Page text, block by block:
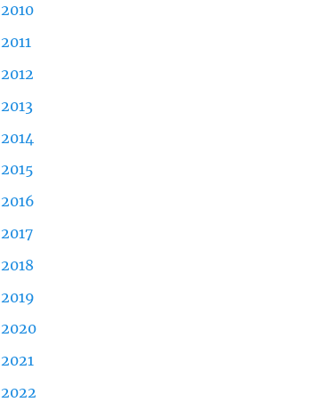
2010
2011
2012
2013
2014
2015
2016
2017
2018
2019
2020
2021
2022